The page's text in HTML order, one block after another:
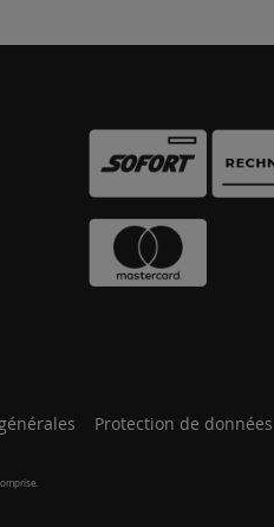
Protection de données